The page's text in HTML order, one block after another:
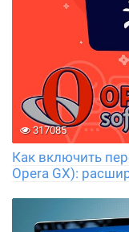
317085
Как включить
Opera GX):